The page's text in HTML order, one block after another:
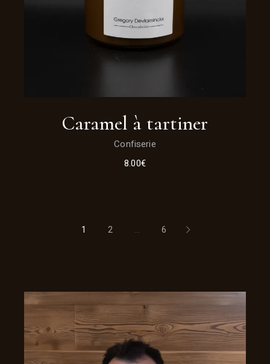
Caramel à tartiner
Confiserie
8.00€
1 2 … 6